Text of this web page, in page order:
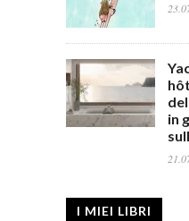
in
I MIEI LIBRI